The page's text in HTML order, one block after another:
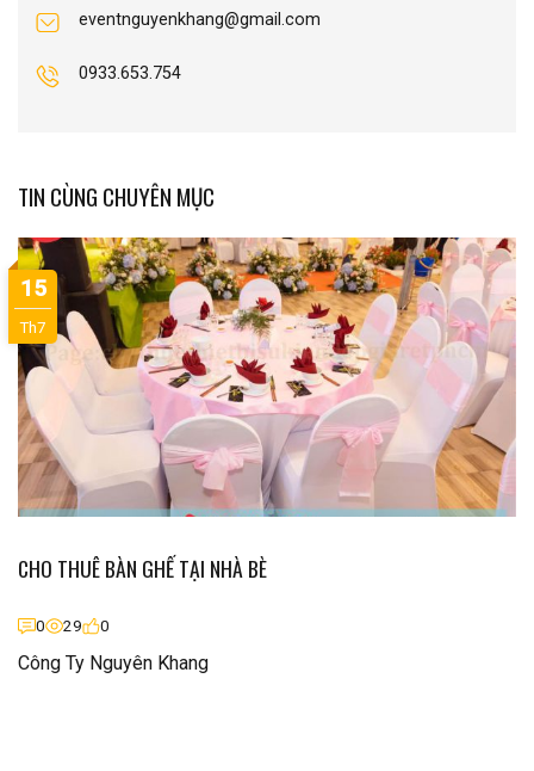
eventnguyenkhang@gmail.com
0933.653.754
TIN CÙNG CHUYÊN MỤC
CHO THUÊ BÀN GHẾ TẠI NHÀ BÈ
0 29 0
Công Ty Nguyên Khang
15
Th7